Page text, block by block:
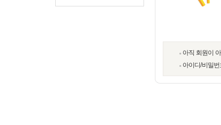
아직 회원이
아이디/비밀